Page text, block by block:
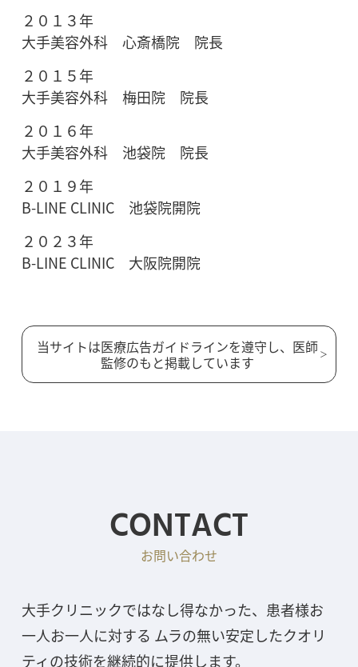
２０１３年
大手美容外科 心斎橋院 院長
２０１５年
大手美容外科 梅田院 院長
２０１６年
大手美容外科 池袋院 院長
２０１９年
B-LINE CLINIC 池袋院開院
２０２３年
B-LINE CLINIC 大阪院開院
当サイトは医療広告ガイドラインを遵守し、医師
監修のもと掲載しています
CONTACT
お問い合わせ
大手クリニックではなし得なかった、患者様お
一人お一人に対する ムラの無い安定したクオリ
ティの技術を継続的に提供します。